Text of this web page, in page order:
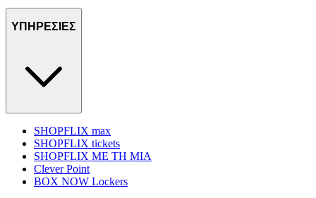
ΥΠΗΡΕΣΙΕΣ
SHOPFLIX max
SHOPFLIX tickets
SHOPFLIX ΜΕ ΤΗ ΜΙΑ
Clever Point
BOX NOW Lockers